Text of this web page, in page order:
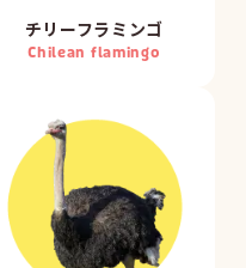
チリーフラミンゴ
Chilean flamingo